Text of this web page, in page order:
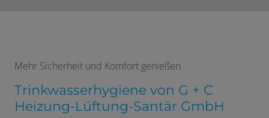
Mehr Sicherheit und Komfort genießen
Trinkwasserhygiene von G + C
Heizung-Lüftung-Santär GmbH